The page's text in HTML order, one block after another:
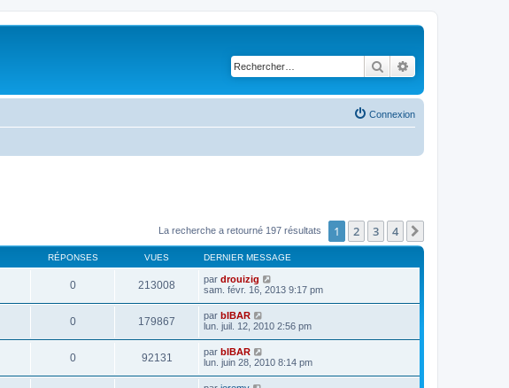
Rechercher
Connexion
La recherche a retourné 197 résultats 1 2 3 4
RÉPONSES VUES DERNIER MESSAGE
0 213008 par drouizig
sam. févr. 16, 2013 9:17 pm
0 179867 par bIBAR
lun. juil. 12, 2010 2:56 pm
0 92131 par bIBAR
lun. juin 28, 2010 8:14 pm